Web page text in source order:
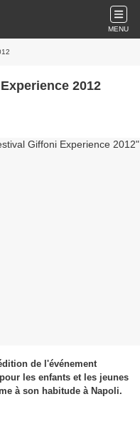
MENU
2012
de l'événement
les enfants et les jeunes
à son habitude à Napoli.